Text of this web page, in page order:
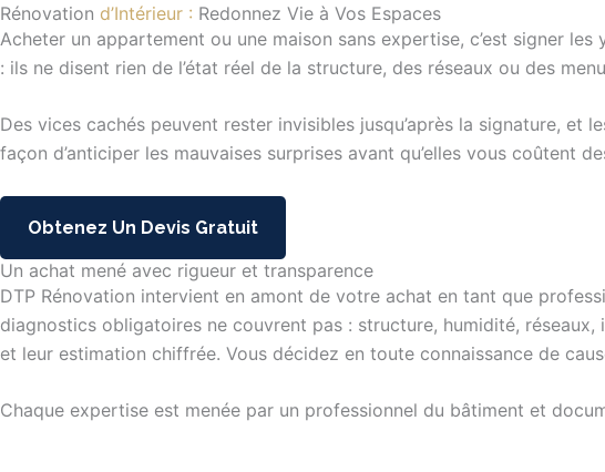
Rénovation d’Intérieur : Redonnez Vie à Vos Espaces
Acheter un appartement ou une maison sans expertise, c’est signer
: ils ne disent rien de l’état réel de la structure, des réseaux ou des
Des vices cachés peuvent rester invisibles jusqu’après la signature,
façon d’anticiper les mauvaises surprises avant qu’elles vous coûtent
Obtenez Un Devis Gratuit
Un achat mené avec rigueur et transparence
DTP Rénovation intervient en amont de votre achat en tant que
diagnostics obligatoires ne couvrent pas : structure, humidité,
et leur estimation chiffrée. Vous décidez en toute connaissance de
Chaque expertise est menée par un professionnel du bâtiment et